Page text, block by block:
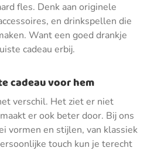
fles. Denk aan originele
en drinkspellen die
Want een goed drankje
cadeau erbij.
cadeau voor hem
verschil. Het ziet er niet
er ook beter door. Bij ons
vormen en stijlen, van klassiek
touch kun je terecht